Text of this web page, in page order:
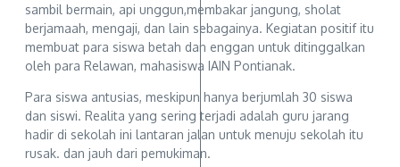
sambil bermain, api unggun,membakar jangung, sholat
berjamaah, mengaji, dan lain sebagainya. Kegiatan positif itu
membuat para siswa betah dan enggan untuk ditinggalkan
oleh para Relawan, mahasiswa IAIN Pontianak.
Para siswa antusias, meskipun hanya berjumlah 30 siswa
dan siswi. Realita yang sering terjadi adalah guru jarang
hadir di sekolah ini lantaran jalan untuk menuju sekolah itu
rusak. dan jauh dari pemukiman.